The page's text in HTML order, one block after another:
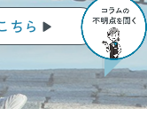
ちら